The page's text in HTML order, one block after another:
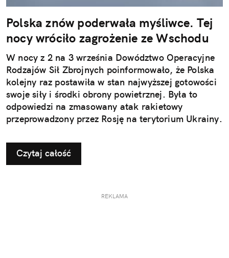
Polska znów poderwała myśliwce. Tej
nocy wróciło zagrożenie ze Wschodu
W nocy z 2 na 3 września Dowództwo Operacyjne
Rodzajów Sił Zbrojnych poinformowało, że Polska
kolejny raz postawiła w stan najwyższej gotowości
swoje siły i środki obrony powietrznej. Była to
odpowiedzi na zmasowany atak rakietowy
przeprowadzony przez Rosję na terytorium Ukrainy.
Czytaj całość
REKLAMA